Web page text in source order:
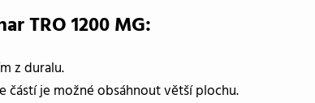
TRO 1200 MG:
z duralu.
částí je možné obsáhnout větší plochu.